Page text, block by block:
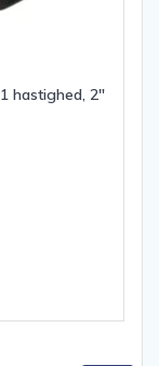
hastighed, 2″